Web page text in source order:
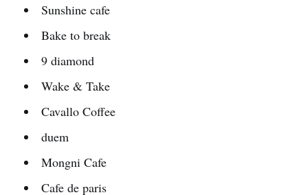
Sunshine cafe
Bake to break
9 diamond
Wake & Take
Cavallo Coffee
duem
Mongni Cafe
Cafe de paris